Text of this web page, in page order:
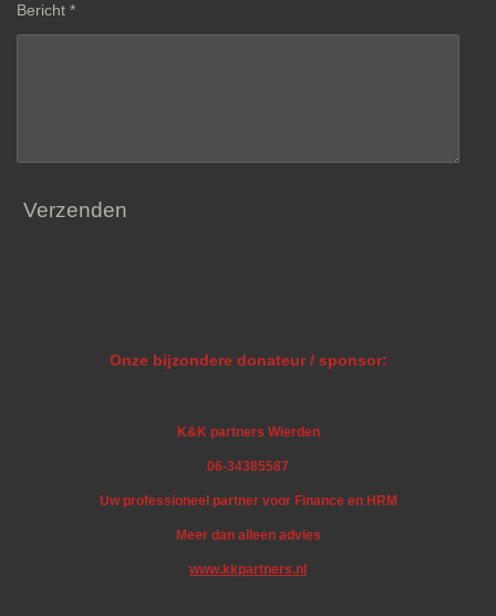
Bericht *
Verzenden
Onze bijzondere donateur / sponsor:
K&K partners Wierden
06-34385587
Uw professioneel partner voor Finance en HRM
Meer dan alleen advies
www.kkpartners.nl